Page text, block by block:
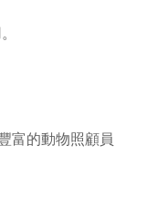
富的動物照顧員